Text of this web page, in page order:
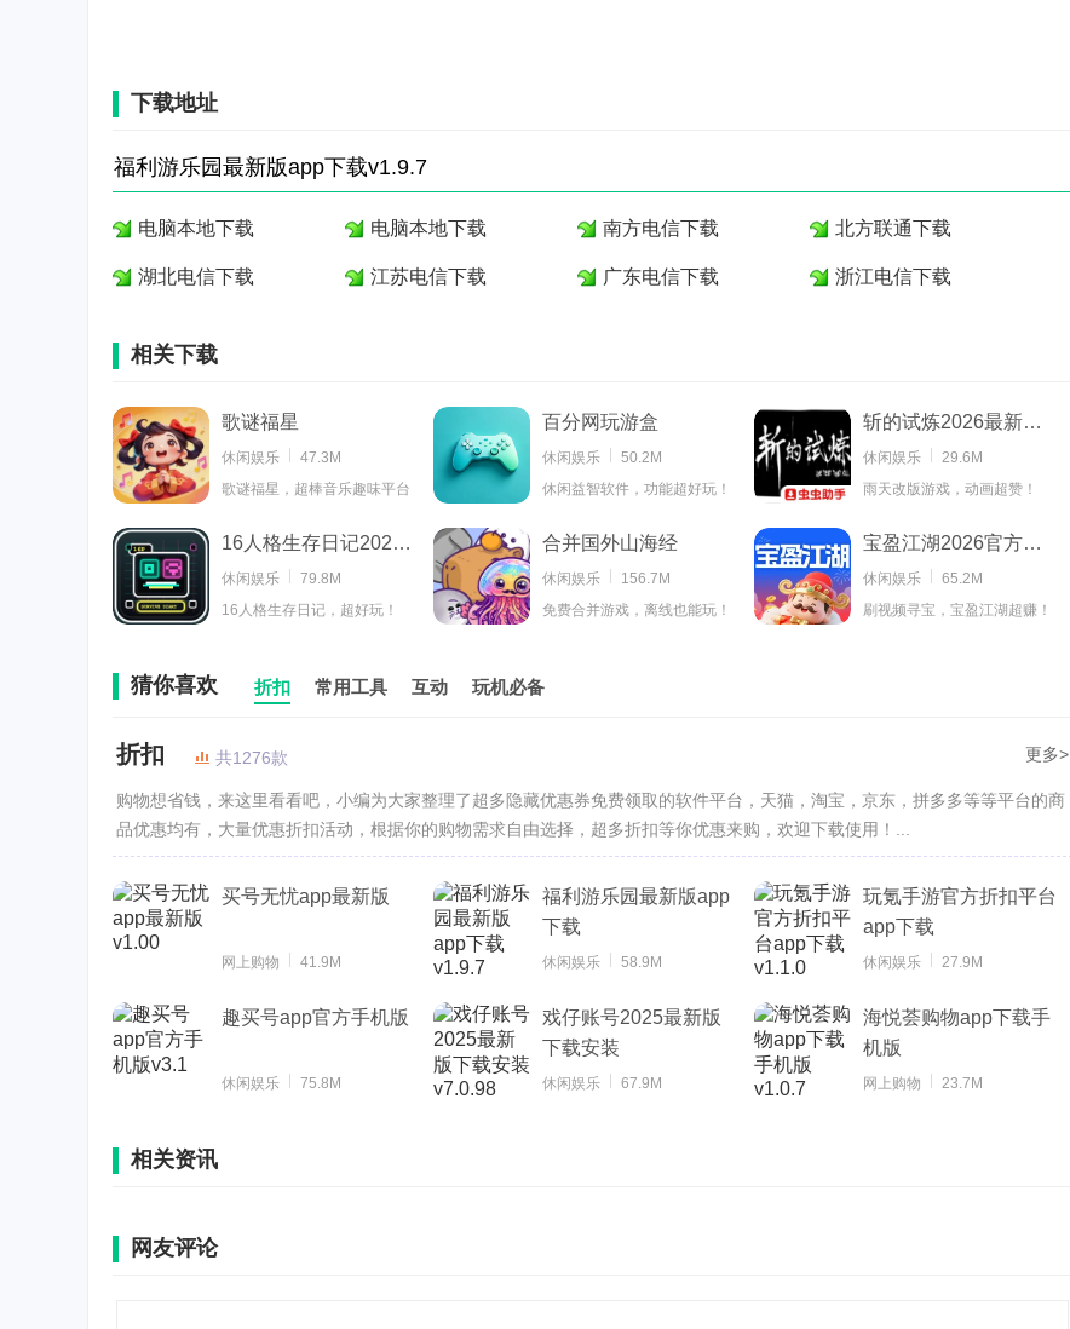
下载地址
福利游乐园最新版app下载v1.9.7
电脑本地下载 电脑本地下载 南方电信下载 北方联通下载
湖北电信下载 江苏电信下载 广东电信下载 浙江电信下载
相关下载
歌谜福星
休闲娱乐
47.3M
歌谜福星，超棒音乐趣味平台
百分网玩游盒
休闲娱乐
50.2M
休闲益智软件，功能超好玩！
斩的试炼2026最新版本
休闲娱乐
29.6M
雨天改版游戏，动画超赞！
16人格生存日记2026最新版本
休闲娱乐
79.8M
16人格生存日记，超好玩！
合并国外山海经
休闲娱乐
156.7M
免费合并游戏，离线也能玩！
宝盈江湖2026官方最新版本
休闲娱乐
65.2M
刷视频寻宝，宝盈江湖超赚！
猜你喜欢 折扣 常用工具 互动 玩机必备
折扣 共1276款 更多>
购物想省钱，来这里看看吧，小编为大家整理了超多隐藏优惠券免费领取的软件平台，天猫，淘宝，京东，拼多多等等平台的商
品优惠均有，大量优惠折扣活动，根据你的购物需求自由选择，超多折扣等你优惠来购，欢迎下载使用！...
买号无忧app最新版
网上购物 41.9M
福利游乐园最新版app
下载
休闲娱乐 58.9M
玩氪手游官方折扣平台
app下载
休闲娱乐 27.9M
趣买号app官方手机版
休闲娱乐 75.8M
戏仔账号2025最新版
下载安装
休闲娱乐 67.9M
海悦荟购物app下载手
机版
网上购物 23.7M
相关资讯
网友评论